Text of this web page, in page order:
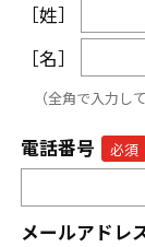
［姓］
［名］
（全角で入力し
電話番号
メールアドレ